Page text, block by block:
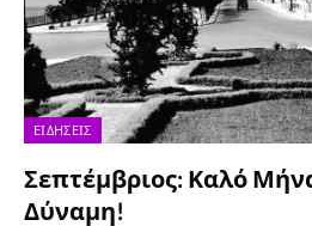
ΕΙΔΉΣΕΙΣ
Σεπτέμβριος: Καλό
Δύναμη!